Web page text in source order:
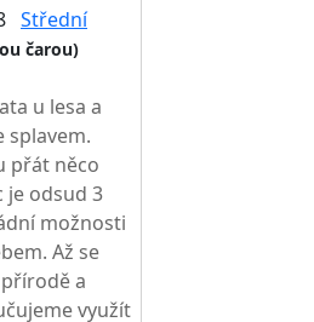
Střední
čarou)
u lesa a
splavem.
přát něco
je odsud 3
možnosti
Až se
a
využít